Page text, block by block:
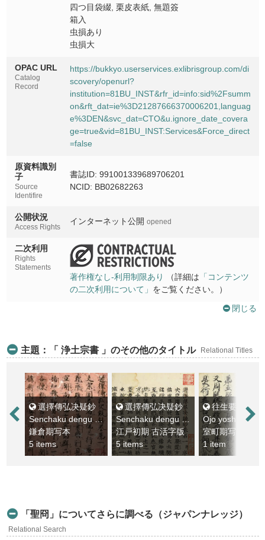
四つ目袋綴, 栗皮表紙, 無題簽
箱入
虫損あり
虫損大
OPAC URL
Catalog
Record
https://bukkyo.userservices.exlibrisgroup.com/di
scovery/openurl?
institution=81BU_INST&rfr_id=info:sid%2Fsumm
on&rft_dat=ie%3D21287666370006201,languag
e%3DEN&svc_dat=CTO&u.ignore_date_covera
ge=true&vid=81BU_INST:Services&Force_direct
=false
原資料識別
子
Source
Identifire
書誌ID: 991001339689706201
NCID: BB02682263
公開状況
Access Rights
インターネット公開 opened
二次利用
Rights
Statements
著作権なし-利用制限あり （詳細は 「コンテンツ
の二次利用について」 をご覧ください。）
閉じる
主題：「 浄土宗書 」のその他のタイトル Relational Titles
選擇傳弘决疑鈔
Senchaku dengu ketsugisho
鎌倉期写本
5 items
選擇傳弘决疑鈔
Senchaku dengu ketsugisho
江戸初期 古活字版
5 items
往生要集鈔
Ojo yoshusho
室町期写本
1 item
「聖冏」についてさらに調べる（ジャパンナレッジ）
Relational Search